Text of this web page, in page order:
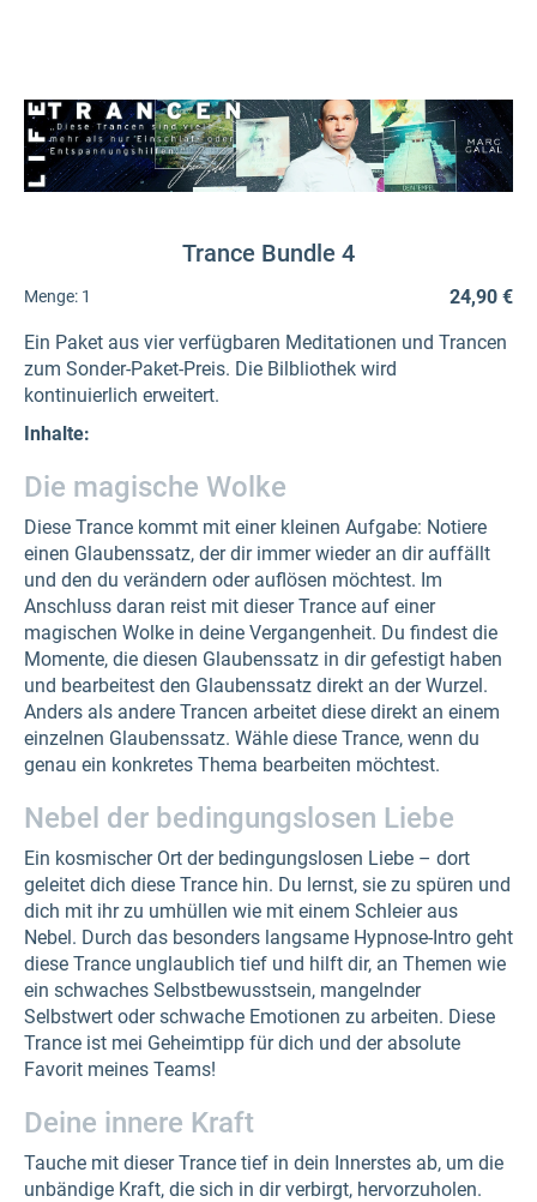
Trance Bundle 4
Menge: 1
24,90 €
Ein Paket aus vier verfügbaren Meditationen und Trancen
zum Sonder-Paket-Preis. Die Bilbliothek wird
kontinuierlich erweitert.
Inhalte:
Die magische Wolke
Diese Trance kommt mit einer kleinen Aufgabe: Notiere
einen Glaubenssatz, der dir immer wieder an dir auffällt
und den du verändern oder auflösen möchtest. Im
Anschluss daran reist mit dieser Trance auf einer
magischen Wolke in deine Vergangenheit. Du findest die
Momente, die diesen Glaubenssatz in dir gefestigt haben
und bearbeitest den Glaubenssatz direkt an der Wurzel.
Anders als andere Trancen arbeitet diese direkt an einem
einzelnen Glaubenssatz. Wähle diese Trance, wenn du
genau ein konkretes Thema bearbeiten möchtest.
Nebel der bedingungslosen Liebe
Ein kosmischer Ort der bedingungslosen Liebe – dort
geleitet dich diese Trance hin. Du lernst, sie zu spüren und
dich mit ihr zu umhüllen wie mit einem Schleier aus
Nebel. Durch das besonders langsame Hypnose-Intro geht
diese Trance unglaublich tief und hilft dir, an Themen wie
ein schwaches Selbstbewusstsein, mangelnder
Selbstwert oder schwache Emotionen zu arbeiten. Diese
Trance ist mei Geheimtipp für dich und der absolute
Favorit meines Teams!
Deine innere Kraft
Tauche mit dieser Trance tief in dein Innerstes ab, um die
unbändige Kraft, die sich in dir verbirgt, hervorzuholen.